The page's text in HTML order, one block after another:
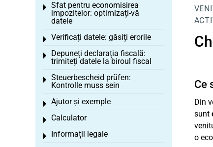
Ce
Din
sunt
o
Sfat pentru economisirea
impozitelor: optimizați-vă
datele
Toggle menu
Verificați datele: găsiți erorile
Toggle menu
Depuneți declarația fiscală:
trimiteți datele la biroul fiscal
Toggle menu
Steuerbescheid prüfen:
Kontrolle muss sein
Toggle menu
Ajutor și exemple
Toggle menu
Calculator
Toggle menu
Informații legale
Toggle menu